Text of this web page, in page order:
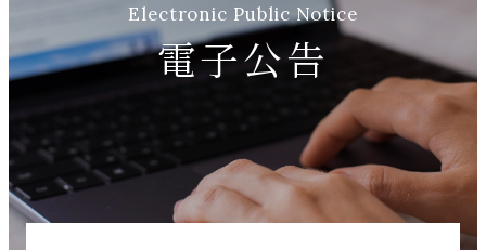
Electronic Public Notice
電子公告